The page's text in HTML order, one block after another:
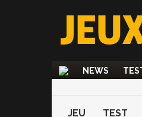
NEWS
JEU TEST